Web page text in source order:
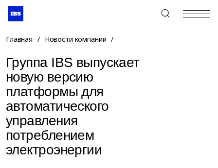
+7 (495) 967-80-80
Главная / Новости компании /
Группа IBS выпускает
новую версию
платформы для
автоматического
управления
потреблением
электроэнергии